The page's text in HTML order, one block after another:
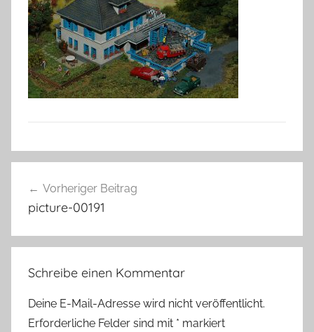
Vorheriger Beitrag
picture-00191
Schreibe einen Kommentar
Deine E-Mail-Adresse wird nicht veröffentlicht.
Erforderliche Felder sind mit * markiert